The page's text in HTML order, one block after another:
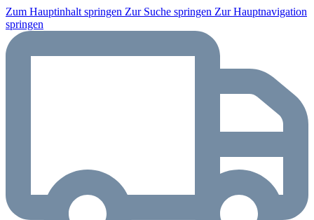
Zum Hauptinhalt springen Zur Suche springen Zur Hauptnavigation
springen